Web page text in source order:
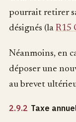
pourrait retirer
désignés (la R15
Néanmoins, en
déposer une
au brevet
2.9.2 Taxe